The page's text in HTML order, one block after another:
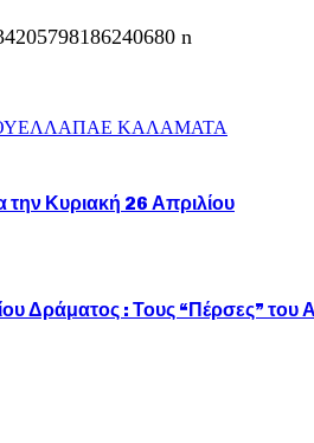
ΠΑΕ ΚΑΛΑΜΑΤΑ
Κυριακή 26 Απριλίου
Δράματος : Τους “Πέρσες”